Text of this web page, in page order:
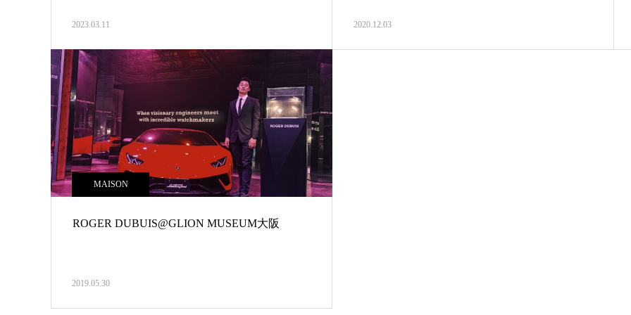
2023.03.11 2020.12.03
MAISON
ROGER DUBUIS@GLION MUSEUM大阪
2019.05.30